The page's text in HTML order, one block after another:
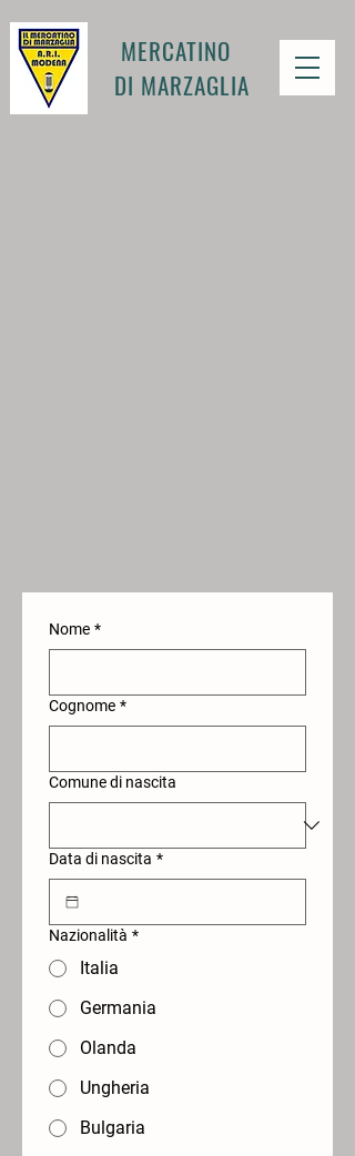
MERCATINO
DI MARZAGLIA
Nome *
Cognome *
Comune di nascita
Data di nascita *
Nazionalità *
Italia
Germania
Olanda
Ungheria
Bulgaria